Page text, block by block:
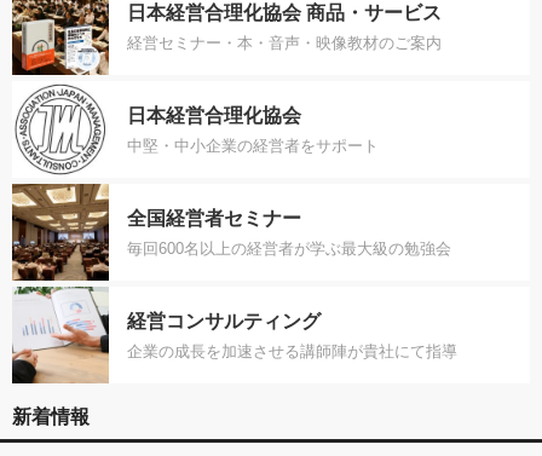
日本経営合理化協会 商品・サービス
経営セミナー・本・音声・映像教材のご案内
日本経営合理化協会
中堅・中小企業の経営者をサポート
全国経営者セミナー
毎回600名以上の経営者が学ぶ最大級の勉強会
経営コンサルティング
企業の成長を加速させる講師陣が貴社にて指導
新着情報